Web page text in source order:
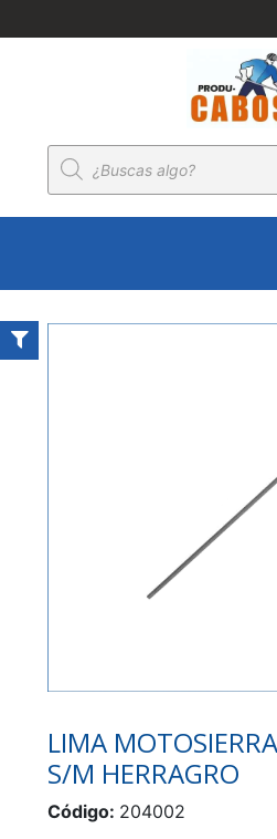
Búsqueda
de
productos
LIMA
S/M HERRAGRO
Código: 204002